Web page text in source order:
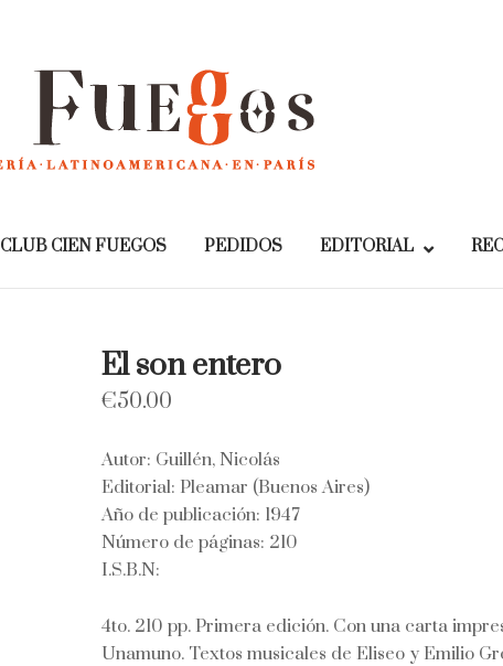
CLUB CIEN FUEGOS PEDIDOS EDITORIAL
El son entero
€50.00
Autor: Guillén, Nicolás
Editorial: Pleamar (Buenos Aires)
Año de publicación: 1947
Número de páginas: 210
I.S.B.N:
4to. 210 pp. Primera edición. Con una carta
Unamuno. Textos musicales de Eliseo y Emilio